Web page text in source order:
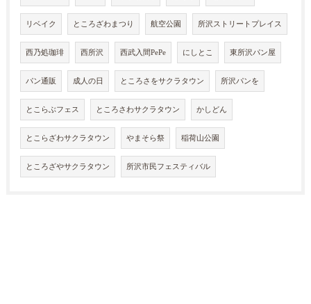
リベイク ところざわまつり 航空公園 所沢ストリートプレイス
西乃処珈琲 西所沢 西武入間PePe にしとこ 東所沢パン屋
パン通販 成人の日 ところさをサクラタウン 所沢パンを
とこらぶフェス ところさわサクラタウン かしどん
とこらざわサクラタウン やまそら祭 稲荷山公園
ところざやサクラタウン 所沢市民フェスティバル